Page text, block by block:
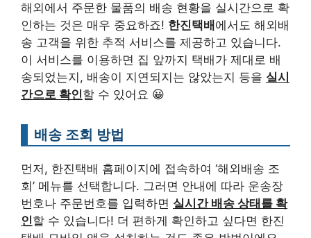
해외에서 주문한 물품의 배송 현황을 실시간으로 확
인하는 것은 매우 중요하죠! 한진택배 에서도 해외배
송 고객을 위한 추적 서비스를 제공하고 있습니다.
이 서비스를 이용하면 집 앞까지 택배가 제대로 배
송되었는지, 배송이 지연되지는 않았는지 등을 실시
간으로 확인할 수 있어요 😀
배송 조회 방법
먼저, 한진택배 홈페이지에 접속하여 ‘해외배송 조
회’ 메뉴를 선택합니다. 그러면 안내에 따라 운송장
번호나 주문번호를 입력하면 실시간 배송 상태를 확
인할 수 있습니다! 더 편하게 확인하고 싶다면 한진